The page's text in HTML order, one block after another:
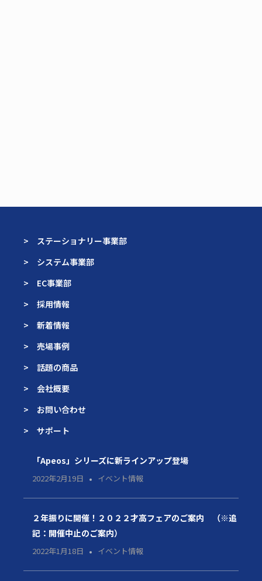
> ステーショナリー事業部
> システム事業部
> EC事業部
> 採用情報
> 新着情報
> 売場事例
> 話題の商品
> 会社概要
> お問い合わせ
> サポート
「Apeos」シリーズに新ラインアップ登場
2022年2月19日 イベント情報
２年振りに開催！２０２２才高フェアのご案内 （※追
記：開催中止のご案内）
2022年1月18日 イベント情報